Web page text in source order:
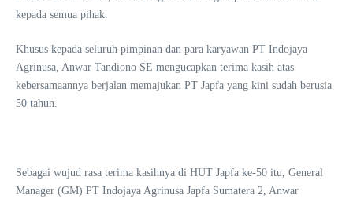
kepada semua pihak.
Khusus kepada seluruh pimpinan dan para karyawan PT Indojaya
Agrinusa, Anwar Tandiono SE mengucapkan terima kasih atas
kebersamaannya berjalan memajukan PT Japfa yang kini sudah berusia
50 tahun.
Sebagai wujud rasa terima kasihnya di HUT Japfa ke-50 itu, General
Manager (GM) PT Indojaya Agrinusa Japfa Sumatera 2, Anwar